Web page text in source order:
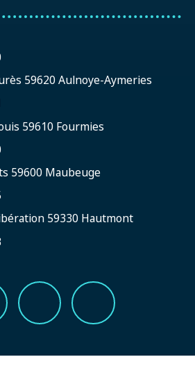
59620 Aulnoye-Aymeries
59610 Fourmies
59600 Maubeuge
59330 Hautmont